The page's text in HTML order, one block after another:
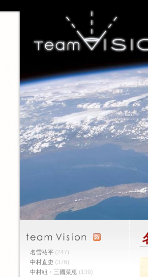
名雪祐平 (247)
中村直史 (376)
中村組・三國菜恵 (139)